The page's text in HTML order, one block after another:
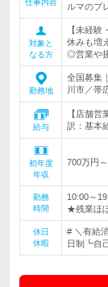
ルマのプ
対象と
なる方
【未経
休みも増
◎営業や
勤務地
全国募集
川市／帯
給与
【店舗
訳：基本
初年度
年収
700万円
勤務
時間
10:00～
★残業ほ
休日
休暇
# ＼有給
日制┗自